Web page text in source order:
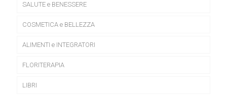
SALUTE e BENESSERE
COSMETICA e BELLEZZA
ALIMENTI e INTEGRATORI
FLORITERAPIA
LIBRI